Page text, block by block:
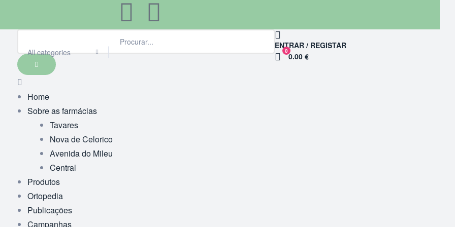
All categories
ENTRAR / REGISTAR
0
0.00 €
Home
Sobre as farmácias
Tavares
Nova de Celorico
Avenida do Mileu
Central
Produtos
Ortopedia
Publicações
Campanhas